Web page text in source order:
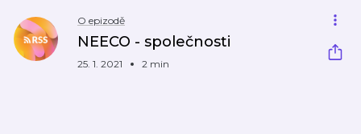
O epizodě
NEECO - společnosti
25. 1. 2021 2 min